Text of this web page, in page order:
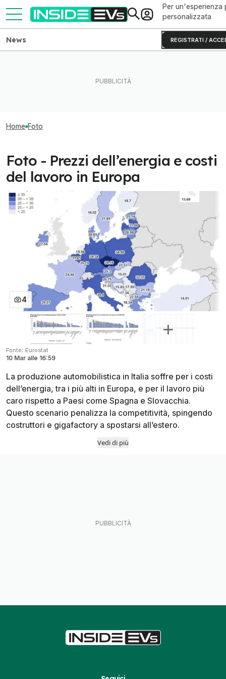
Per un'esperienza
personalizzata
REGISTRATI /
News
Home Foto
Foto - Prezzi dell’energia e costi
del lavoro in Europa
4
Fonte: Eurostat
10 Mar alle 16:59
La produzione automobilistica in Italia soffre per i costi
dell’energia, tra i più alti in Europa, e per il lavoro più
caro rispetto a Paesi come Spagna e Slovacchia.
Questo scenario penalizza la competitività, spingendo
costruttori e gigafactory a spostarsi all’estero.
Vedi di più